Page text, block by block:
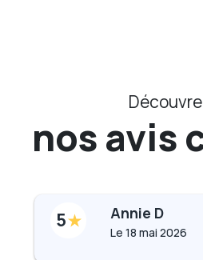
nos avis
5 Annie D
Le 18 mai 2026